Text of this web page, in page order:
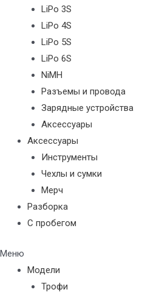
LiPo 3S
LiPo 4S
LiPo 5S
LiPo 6S
NiMH
Разъемы и провода
Зарядные устройства
Аксессуары
Аксессуары
Инструменты
Чехлы и сумки
Мерч
Разборка
С пробегом
Меню
Модели
Трофи